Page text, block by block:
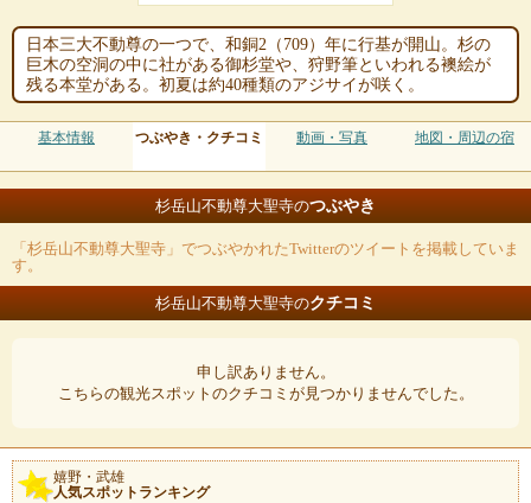
日本三大不動尊の一つで、和銅2（709）年に行基が開山。杉の
巨木の空洞の中に社がある御杉堂や、狩野筆といわれる襖絵が
残る本堂がある。初夏は約40種類のアジサイが咲く。
基本情報 つぶやき・クチコミ 動画・写真 地図・周辺の宿
杉岳山不動尊大聖寺のつぶやき
「杉岳山不動尊大聖寺」でつぶやかれたTwitterのツイートを掲載していま
す。
杉岳山不動尊大聖寺のクチコミ
申し訳ありません。
こちらの観光スポットのクチコミが見つかりませんでした。
嬉野・武雄
人気スポットランキング